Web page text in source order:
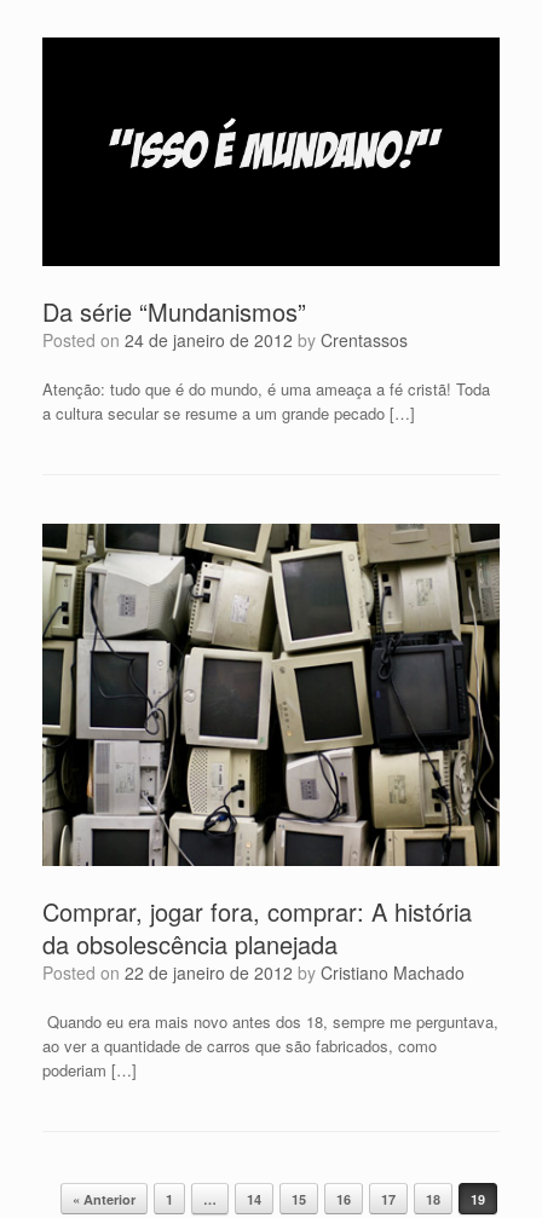
Da série “Mundanismos”
Posted on 24 de janeiro de 2012 by Crentassos
Atenção: tudo que é do mundo, é uma ameaça a fé cristã! Toda
a cultura secular se resume a um grande pecado […]
Comprar, jogar fora, comprar: A história
da obsolescência planejada
Posted on 22 de janeiro de 2012 by Cristiano Machado
Quando eu era mais novo antes dos 18, sempre me perguntava,
ao ver a quantidade de carros que são fabricados, como
poderiam […]
Post navigation
« Anterior 1 … 14 15 16 17 18 19